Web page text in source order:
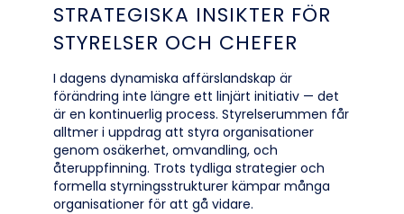
STRATEGISKA INSIKTER FÖR
STYRELSER OCH CHEFER
I dagens dynamiska affärslandskap är
förändring inte längre ett linjärt initiativ — det
är en kontinuerlig process. Styrelserummen får
alltmer i uppdrag att styra organisationer
genom osäkerhet, omvandling, och
återuppfinning. Trots tydliga strategier och
formella styrningsstrukturer kämpar många
organisationer för att gå vidare.